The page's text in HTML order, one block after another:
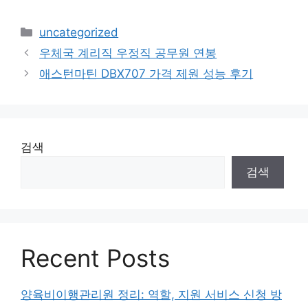
카
테
고
리
uncategorized
우체국 계리직 우정직 공무원 연봉
애스턴마틴 DBX707 가격 제원 성능 후기
검색
검색
Recent Posts
양육비이행관리원 정리: 역할, 지원 서비스 신청 방